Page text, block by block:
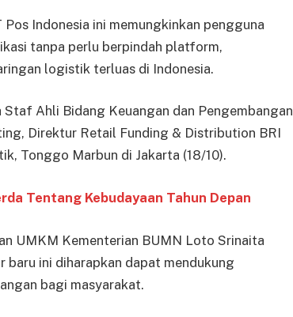
Indonesia ini memungkinkan pengguna
tanpa perlu berpindah platform,
logistik terluas di Indonesia.
Ahli Bidang Keuangan dan Pengembangan
Direktur Retail Funding & Distribution BRI
Tonggo Marbun di Jakarta (18/10).
Tentang Kebudayaan Tahun Depan
UMKM Kementerian BUMN Loto Srinaita
ini diharapkan dapat mendukung
bagi masyarakat.